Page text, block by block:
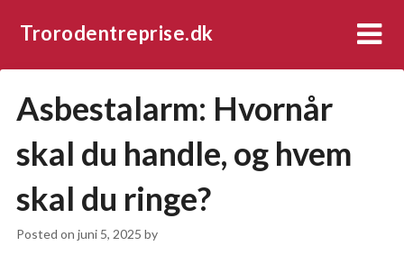
Trorodentreprise.dk
Asbestalarm: Hvornår
skal du handle, og hvem
skal du ringe?
Posted on juni 5, 2025 by